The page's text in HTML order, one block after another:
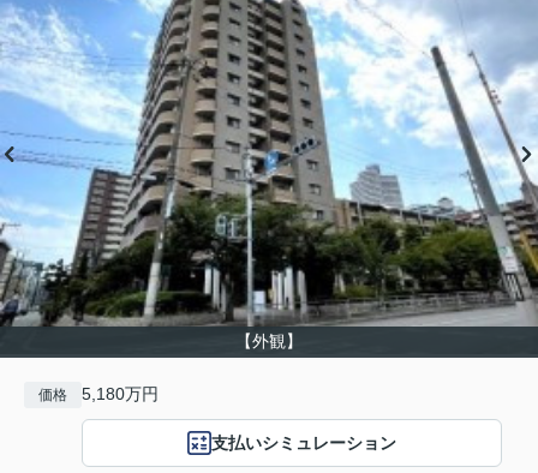
【外観】
価格 5,180万円
支払いシミュレーション